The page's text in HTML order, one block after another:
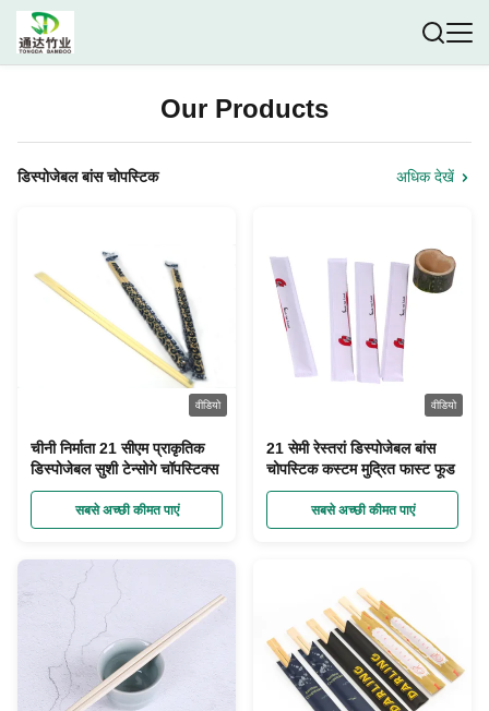
Our Products
डिस्पोजेबल बांस चोपस्टिक अधिक देखें
वीडियो
चीनी निर्माता 21 सीएम प्राकृतिक
डिस्पोजेबल सुशी टेन्सोगे चॉपस्टिक्स
सबसे अच्छी कीमत पाएं
वीडियो
21 सेमी रेस्तरां डिस्पोजेबल बांस
चोपस्टिक कस्टम मुद्रित फास्ट फूड
सबसे अच्छी कीमत पाएं